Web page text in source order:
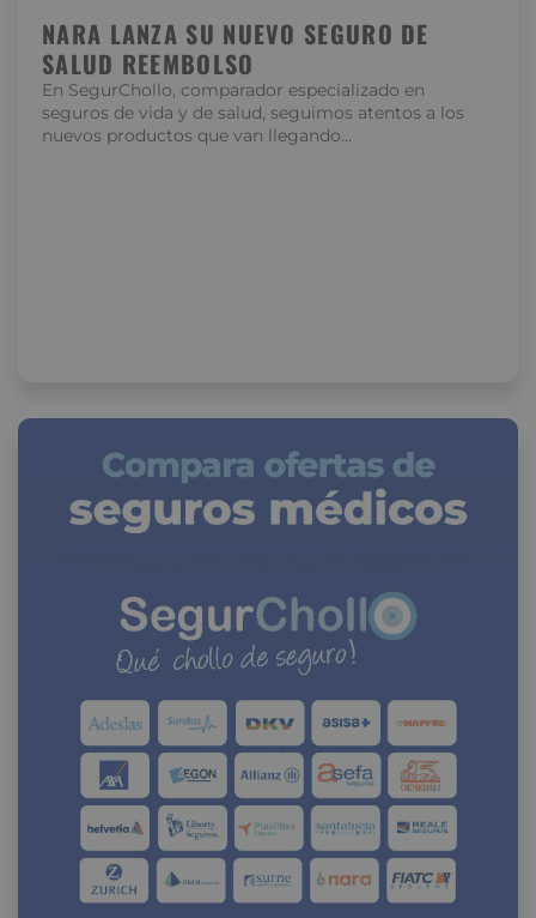
NARA LANZA SU NUEVO SEGURO DE
SALUD REEMBOLSO
En SegurChollo, comparador especializado en
seguros de vida y de salud, seguimos atentos a los
nuevos productos que van llegando…